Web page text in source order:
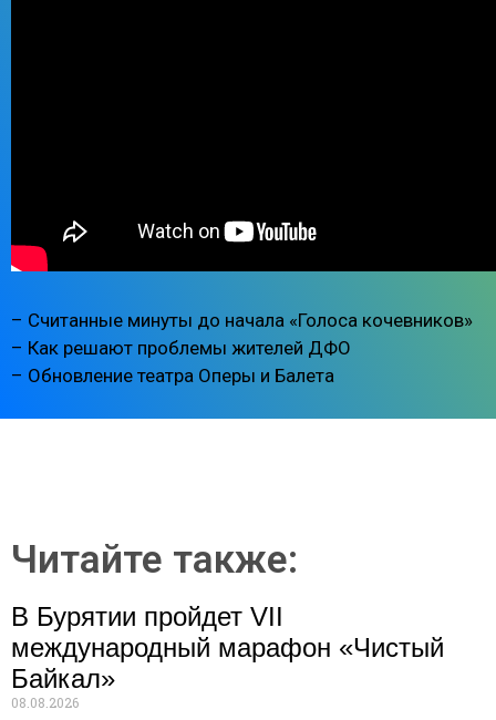
– Считанные минуты до начала «Голоса кочевников»
– Как решают проблемы жителей ДФО
– Обновление театра Оперы и Балета
Читайте также:
В Бурятии пройдет VII
международный марафон «Чистый
Байкал»
08.08.2026